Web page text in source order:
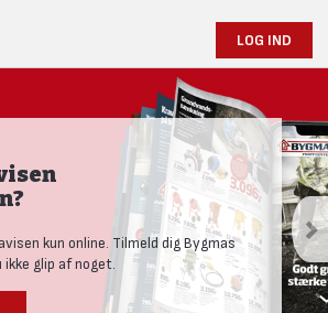
LOG IND
kun online. Tilmeld dig Bygmas
ikke glip af noget.